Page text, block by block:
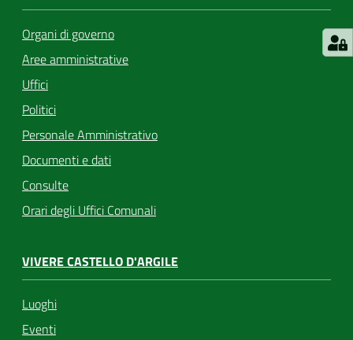
Organi di governo
Aree amministrative
Uffici
Politici
Personale Amministrativo
Documenti e dati
Consulte
Orari degli Uffici Comunali
VIVERE CASTELLO D'ARGILE
Luoghi
Eventi